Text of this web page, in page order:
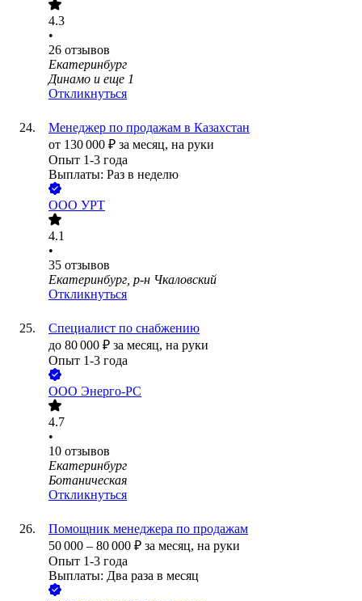
4.3
•
26 отзывов
Екатеринбург
Динамо и еще 1
Откликнуться
Менеджер по продажам в Казахстан
от 130 000 ₽ за месяц, на руки
Опыт 1-3 года
Выплаты: Раз в неделю
ООО УРТ
4.1
•
35 отзывов
Екатеринбург, р-н Чкаловский
Откликнуться
Специалист по снабжению
до 80 000 ₽ за месяц, на руки
Опыт 1-3 года
ООО Энерго-РС
4.7
•
10 отзывов
Екатеринбург
Ботаническая
Откликнуться
Помощник менеджера по продажам
50 000 – 80 000 ₽ за месяц, на руки
Опыт 1-3 года
Выплаты: Два раза в месяц